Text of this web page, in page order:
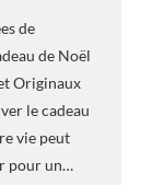
de
de Noël
Originaux
le cadeau
vie peut
pour un…